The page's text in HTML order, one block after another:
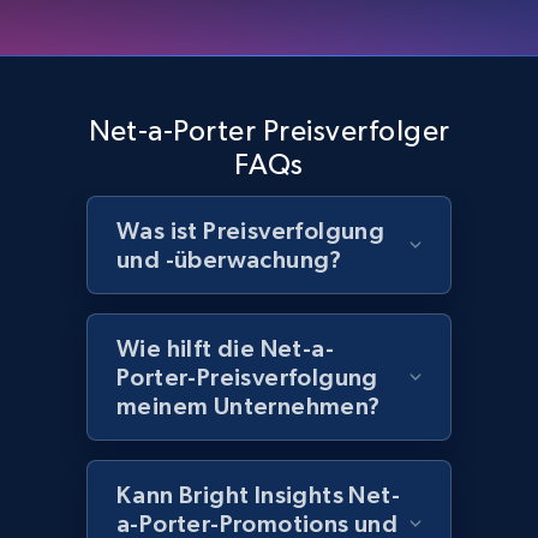
URL, Domain, Country code, Model number,
Sku, Product id, Product name, Manufacturer,
and more.
2.1K+ 355+ Jetzt anfangen
Home Depot US - Discovery products by
specific category URL
URL, Domain, Country code, Model number,
Sku, Product id, Product name, Manufacturer,
and more.
Net-a-Porter Preisverfolger
FAQs
Was ist Preisverfolgung
und -überwachung?
Wie hilft die Net-a-
Porter-Preisverfolgung
meinem Unternehmen?
Kann Bright Insights Net-
a-Porter-Promotions und